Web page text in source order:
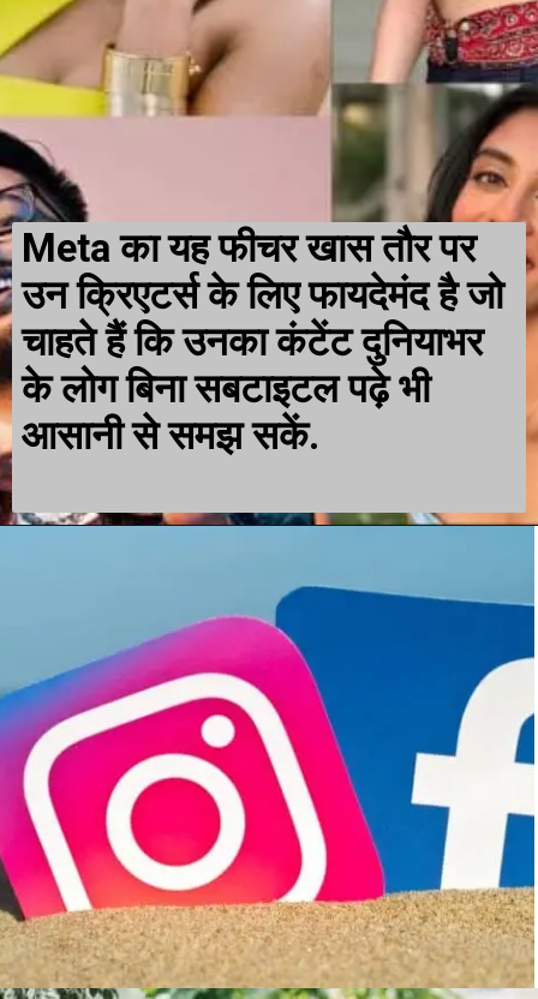
Meta का यह फीचर खास तौर पर
उन क्रिएटर्स के लिए फायदेमंद है जो
चाहते हैं कि उनका कंटेंट दुनियाभर
के लोग बिना सबटाइटल पढ़े भी
आसानी से समझ सकें.